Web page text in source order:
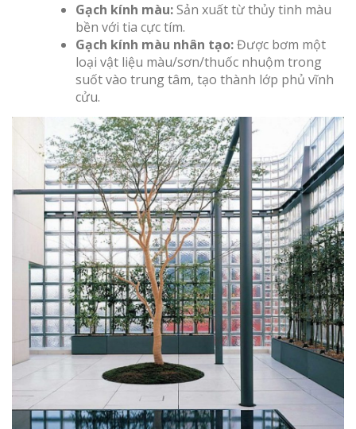
Gạch kính màu:Sản xuất từ thủy tinh màu
bền với tia cực tím.
Gạch kính màu nhân tạo:Được bơm một
loại vật liệu màu/sơn/thuốc nhuộm trong
suốt vào trung tâm, tạo thành lớp phủ vĩnh
cửu.